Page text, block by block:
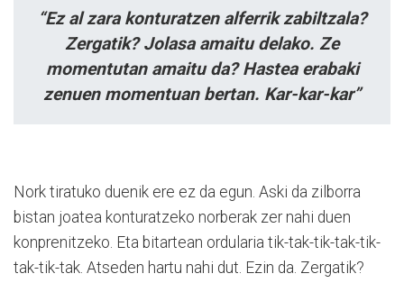
“Ez al zara konturatzen alferrik zabiltzala?
Zergatik? Jolasa amaitu delako. Ze
momentutan amaitu da? Hastea erabaki
zenuen momentuan bertan. Kar-kar-kar”
Nork tiratuko duenik ere ez da egun. Aski da zilborra
bistan joatea konturatzeko norberak zer nahi duen
konprenitzeko. Eta bitartean ordularia tik-tak-tik-tak-tik-
tak-tik-tak. Atseden hartu nahi dut. Ezin da. Zergatik?